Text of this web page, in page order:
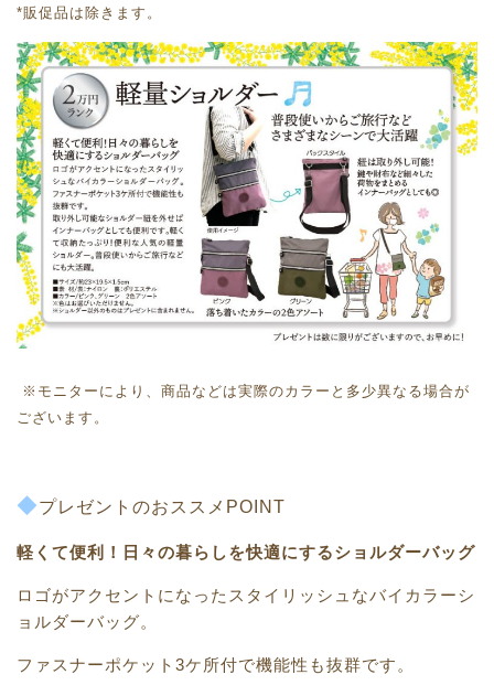
*販促品は除きます。
※モニターにより、商品などは実際のカラーと多少異なる場合が
ございます。
◆プレゼントのおススメPOINT
軽くて便利！日々の暮らしを快適にするショルダーバッグ
ロゴがアクセントになったスタイリッシュなバイカラーシ
ョルダーバッグ。
ファスナーポケット3ケ所付で機能性も抜群です。